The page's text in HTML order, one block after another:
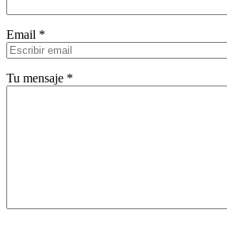
Email *
Tu mensaje *